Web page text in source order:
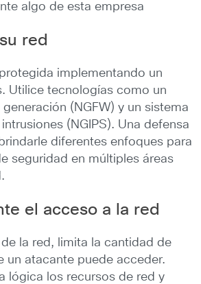
algo de esta empresa
red
implementando un
Utilice tecnologías como un
(NGFW) y un sistema
(NGIPS). Una defensa
diferentes enfoques para
seguridad en múltiples áreas
el acceso a la red
la red, limita la cantidad de
un atacante puede acceder.
lógica los recursos de red y